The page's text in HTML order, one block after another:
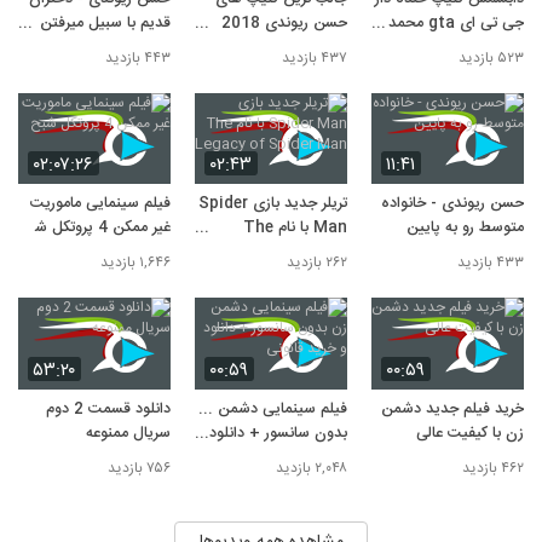
جی تی ای gta محمد
امین کریم پور
۵۲۳ بازدید
حسن ریوندی 2018
Hassan Reyvandi
۴۳۷ بازدید
قدیم با سبیل میرفتن
مدرسه
۴۴۳ بازدید
۱۱:۴۱
حسن ریوندی - خانواده
متوسط رو به پایین
۴۳۳ بازدید
۰۲:۴۳
تریلر جدید بازی Spider
Man با نام The
Legacy of Spider
Man
۲۶۲ بازدید
۰۲:۰۷:۲۶
فیلم سینمایی ماموریت
۱,۶۴۶ بازدید
۰۰:۵۹
خرید فیلم جدید دشمن
زن با کیفیت عالی
۴۶۲ بازدید
۰۰:۵۹
فیلم سینمایی دشمن زن
بدون سانسور + دانلود و
خرید قانونی
۲,۰۴۸ بازدید
۵۳:۲۰
دانلود قسمت 2 دوم
سریال ممنوعه
۷۵۶ بازدید